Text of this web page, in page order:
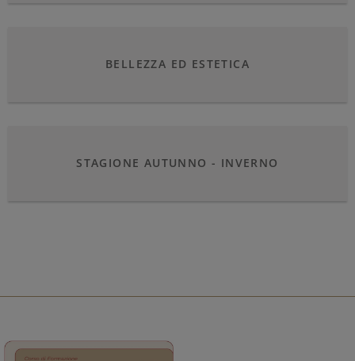
BELLEZZA ED ESTETICA
STAGIONE AUTUNNO - INVERNO